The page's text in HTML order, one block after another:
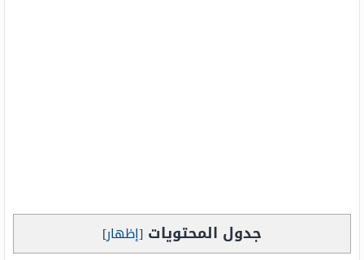
جدول المحتويات [إظهار]